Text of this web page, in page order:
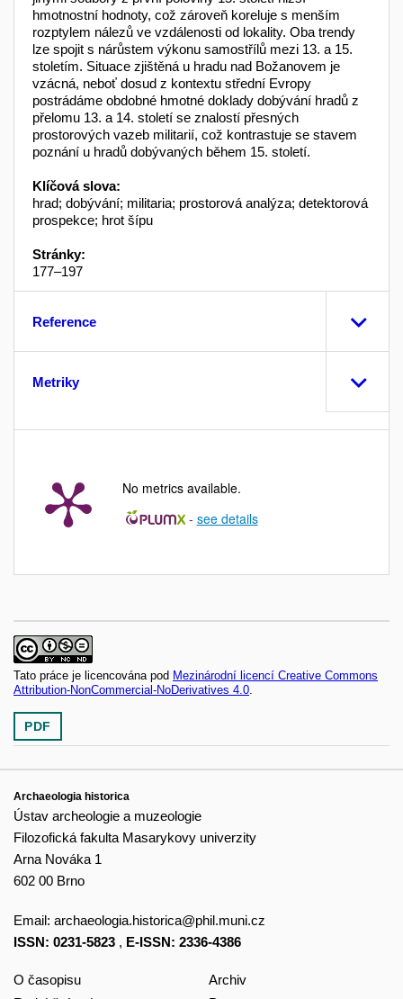
hmotnostní hodnoty, což zároveň koreluje s menším
rozptylem nálezů ve vzdálenosti od lokality. Oba trendy
lze spojit s nárůstem výkonu samostřílů mezi 13. a 15.
stoletím. Situace zjištěná u hradu nad Božanovem je
vzácná, neboť dosud z kontextu střední Evropy
postrádáme obdobné hmotné doklady dobývání hradů z
přelomu 13. a 14. století se znalostí přesných
prostorových vazeb militarií, což kontrastuje se stavem
poznání u hradů dobývaných během 15. století.
Klíčová slova:
hrad; dobývání; militaria; prostorová analýza; detektorová
prospekce; hrot šípu
Stránky:
177–197
Reference
Metriky
No metrics available.
- see details
Tato práce je licencována pod Mezinárodní licencí Creative Commons
Attribution-NonCommercial-NoDerivatives 4.0.
PDF
Archaeologia historica
Ústav archeologie a muzeologie
Filozofická fakulta Masarykovy univerzity
Arna Nováka 1
602 00 Brno
Email: archaeologia.historica@phil.muni.cz
ISSN: 0231-5823 , E-ISSN: 2336-4386
O časopisu
Archiv